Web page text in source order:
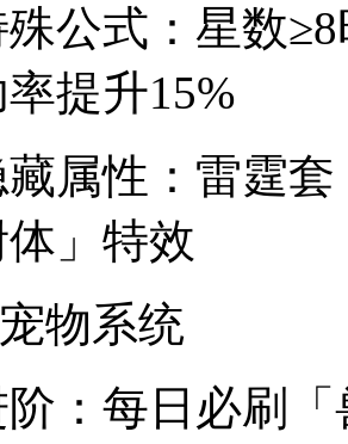
公式：星数≥8
提升15%
属性：雷霆套
体」特效
物系统
：每日必刷「